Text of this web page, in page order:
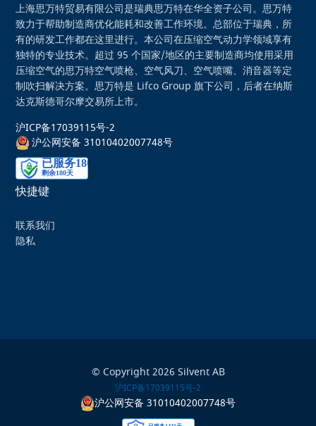
上海思万特贸易有限公司是瑞典思万特在华全资子公司。思万特
致力于帮助制造商优化能耗和改善工作环境。总部位于瑞典，所
有的研发工作都在这里进行。本公司在压缩空气动力学领域享有
独特的专业技术。超过 95 个国家/地区的主要制造商均使用采用
压缩空气的思万特空气喷枪、空气风刀、空气喷嘴、消音器等定
制吹扫解决方案。思万特是 Lifco Group 旗下公司，后者在纳斯
达克斯德哥尔摩交易所上市。
沪ICP备17039115号-2
沪公网安备 31010402007748号
快捷键
联系我们
隐私
© Copyright 2026 Silvent AB
沪ICP备17039115号-2
沪公网安备 31010402007748号